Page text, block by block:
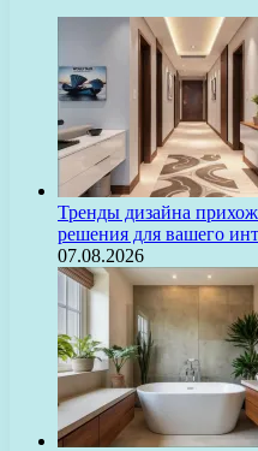
Тренды дизайна
решения для вашего
07.08.2026